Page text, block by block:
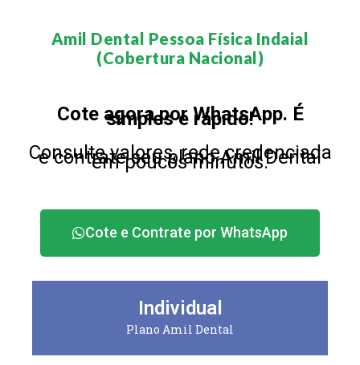
Amil Dental Pessoa Física Indaial
(Cobertura Nacional)​
Cote agora por WhatsApp. É
simples e rápido!
Consulte valores, rede credenciada
e contrate seu plano Amil Dental
em poucos minutos.
Cote e Contrate por WhatsApp
Individual
Plano Amil Dental